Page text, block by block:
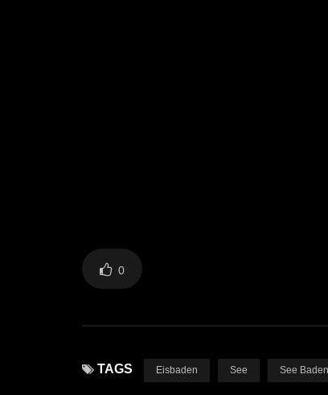
0
TAGS Eisbaden See See